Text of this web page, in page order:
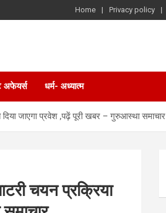
Home Privacy policy
अफेयर्स धर्म- अध्यात्म
दिया जाएगा प्रवेश ,पढ़ें पूरी खबर – गुरुआस्था समाचार
चयन प्रक्रिया